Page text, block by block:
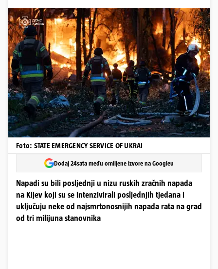
Foto: STATE EMERGENCY SERVICE OF UKRAI
Dodaj 24sata među omiljene izvore na Googleu
Napadi su bili posljednji u nizu ruskih zračnih napada
na Kijev koji su se intenzivirali posljednjih tjedana i
uključuju neke od najsmrtonosnijih napada rata na grad
od tri milijuna stanovnika